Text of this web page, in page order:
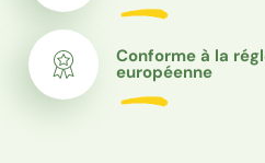
Conforme à la
européenne